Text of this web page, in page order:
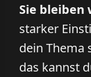
Sie bleiben
starker
dein Thema
das kannst